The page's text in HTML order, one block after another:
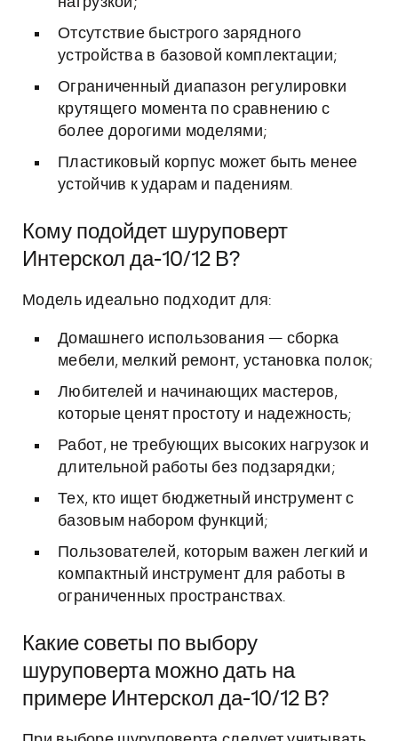
Отсутствие быстрого зарядного
устройства в базовой комплектации;
Ограниченный диапазон регулировки
крутящего момента по сравнению с
более дорогими моделями;
Пластиковый корпус может быть менее
устойчив к ударам и падениям.
Кому подойдет шуруповерт
Интерскол да-10/12 В?
Модель идеально подходит для:
Домашнего использования — сборка
мебели, мелкий ремонт, установка полок;
Любителей и начинающих мастеров,
которые ценят простоту и надежность;
Работ, не требующих высоких нагрузок и
длительной работы без подзарядки;
Тех, кто ищет бюджетный инструмент с
базовым набором функций;
Пользователей, которым важен легкий и
компактный инструмент для работы в
ограниченных пространствах.
Какие советы по выбору
шуруповерта можно дать на
примере Интерскол да-10/12 В?